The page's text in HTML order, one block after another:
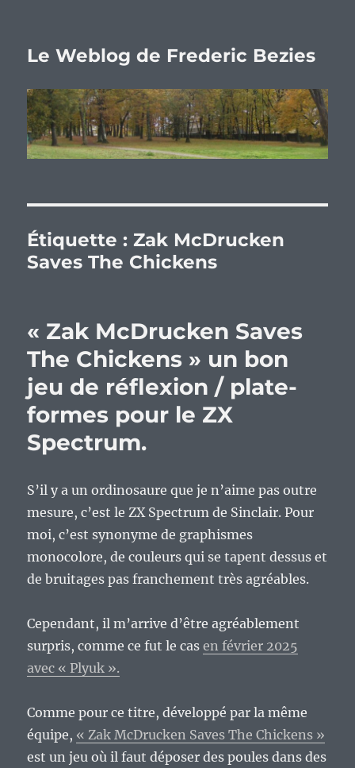
Le Weblog de Frederic Bezies
Étiquette : Zak McDrucken
Saves The Chickens
« Zak McDrucken Saves
The Chickens » un bon
jeu de réflexion / plate-
formes pour le ZX
Spectrum.
S’il y a un ordinosaure que je n’aime pas outre
mesure, c’est le ZX Spectrum de Sinclair. Pour
moi, c’est synonyme de graphismes
monocolore, de couleurs qui se tapent dessus et
de bruitages pas franchement très agréables.
Cependant, il m’arrive d’être agréablement
surpris, comme ce fut le casen février 2025
avec « Plyuk ».
Comme pour ce titre, développé par la même
équipe, « Zak McDrucken Saves The Chickens »
est un jeu où il faut déposer des poules dans des